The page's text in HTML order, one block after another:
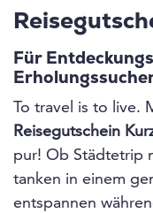
Für
To travel is to live.
Reisegutschein
pur! Ob Städtetrip
tanken in einem
entspannen